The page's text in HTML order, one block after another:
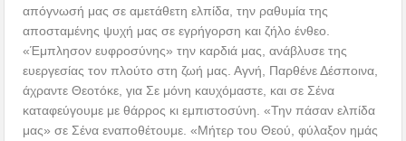
απόγνωσή μας σε αμετάθετη ελπίδα, την ραθυμία της
αποσταμένης ψυχή μας σε εγρήγορση και ζήλο ένθεο.
«Έμπλησον ευφροσύνης» την καρδιά μας, ανάβλυσε της
ευεργεσίας τον πλούτο στη ζωή μας. Αγνή, Παρθένε Δέσποινα,
άχραντε Θεοτόκε, για Σε μόνη καυχόμαστε, και σε Σένα
καταφεύγουμε με θάρρος κι εμπιστοσύνη. «Την πάσαν ελπίδα
μας» σε Σένα εναποθέτουμε. «Μήτερ του Θεού, φύλαξον ημάς